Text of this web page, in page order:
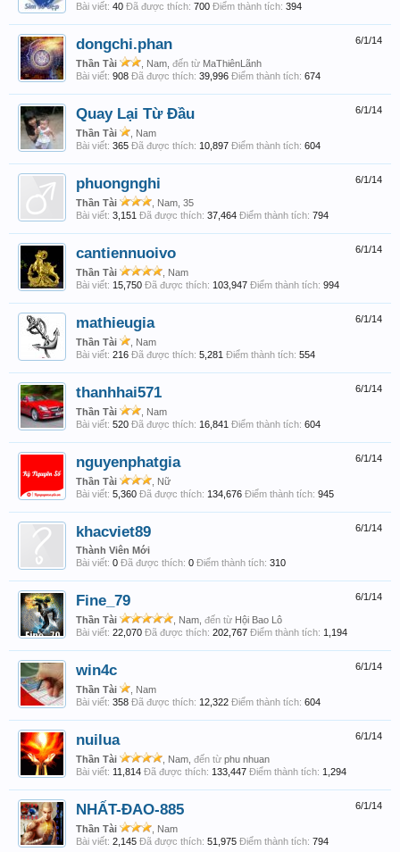
Bài viết: 40 Đã được thích: 700 Điểm thành tích: 394
6/1/14
dongchi.phan
Thần Tài , Nam, đến từ MaThiênLãnh
Bài viết: 908 Đã được thích: 39,996 Điểm thành tích: 674
6/1/14
Quay Lại Từ Đầu
Thần Tài
, Nam
Bài viết: 365 Đã được thích: 10,897 Điểm thành tích: 604
6/1/14
phuongnghi
Thần Tài
, Nam, 35
Bài viết: 3,151 Đã được thích: 37,464 Điểm thành tích: 794
6/1/14
cantiennuoivo
Thần Tài
, Nam
Bài viết: 15,750 Đã được thích: 103,947 Điểm thành tích: 994
6/1/14
mathieugia
Thần Tài
, Nam
Bài viết: 216 Đã được thích: 5,281 Điểm thành tích: 554
6/1/14
thanhhai571
Thần Tài
, Nam
Bài viết: 520 Đã được thích: 16,841 Điểm thành tích: 604
6/1/14
nguyenphatgia
Thần Tài
, Nữ
Bài viết: 5,360 Đã được thích: 134,676 Điểm thành tích: 945
6/1/14
khacviet89
Thành Viên Mới
Bài viết: 0 Đã được thích: 0 Điểm thành tích: 310
6/1/14
Fine_79
Thần Tài , Nam, đến từ Hội Bao Lô
Bài viết: 22,070 Đã được thích: 202,767 Điểm thành tích: 1,194
6/1/14
win4c
Thần Tài
, Nam
Bài viết: 358 Đã được thích: 12,322 Điểm thành tích: 604
6/1/14
nuilua
Thần Tài , Nam, đến từ phu nhuan
Bài viết: 11,814 Đã được thích: 133,447 Điểm thành tích: 1,294
6/1/14
NHẤT-ĐAO-885
Thần Tài
, Nam
Bài viết: 2,145 Đã được thích: 51,975 Điểm thành tích: 794